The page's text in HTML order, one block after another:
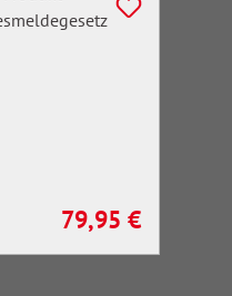
Regulärer Preis:
79,95 €